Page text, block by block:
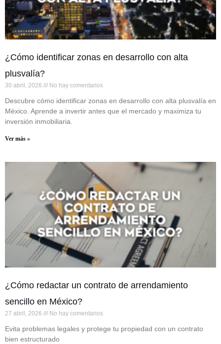
¿Cómo identificar zonas en desarrollo con alta
plusvalía?
30 abril, 2026 No hay comentarios
Descubre cómo identificar zonas en desarrollo con alta plusvalía en
México. Aprende a invertir antes que el mercado y maximiza tu
inversión inmobiliaria.
Ver más »
¿Cómo redactar un contrato de arrendamiento
sencillo en México?
27 abril, 2026 No hay comentarios
Evita problemas legales y protege tu propiedad con un contrato
bien estructurado